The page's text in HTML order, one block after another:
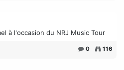
à l'occasion du NRJ Music Tour
0 116